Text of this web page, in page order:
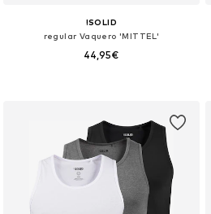
!SOLID
regular Vaquero 'MITTEL'
44,95€